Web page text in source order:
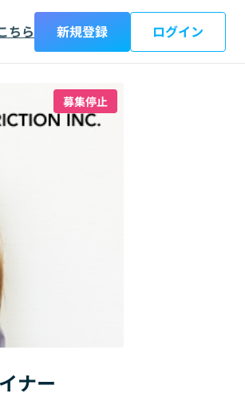
ちら 新規登録 ログイン
募集停止
ナー